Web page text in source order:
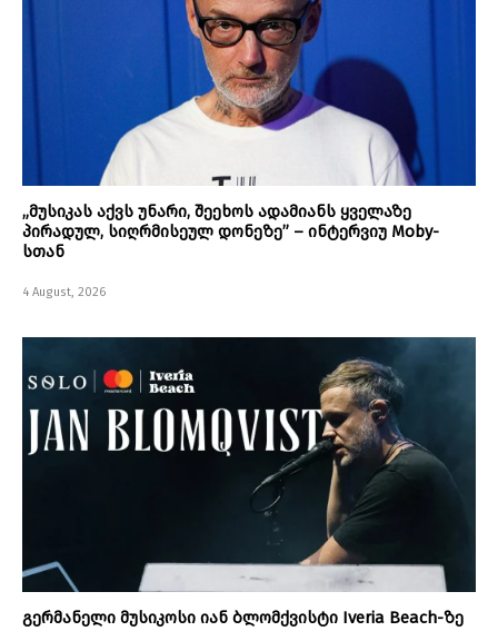
„მუსიკას აქვს უნარი, შეეხოს ადამიანს ყველაზე
პირადულ, სიღრმისეულ დონეზე” – ინტერვიუ Moby-
სთან
4 August, 2026
გერმანელი მუსიკოსი იან ბლომქვისტი Iveria Beach-ზე